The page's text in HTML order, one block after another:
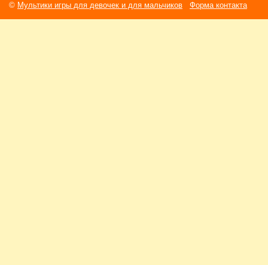
© Мультики игры для девочек и для мальчиков Форма контакта